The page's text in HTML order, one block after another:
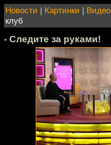
Новости | Картинки | Видео
клуб
- Следите за руками!